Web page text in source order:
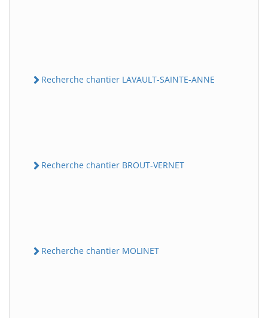
Recherche chantier LAVAULT-SAINTE-ANNE
Recherche chantier BROUT-VERNET
Recherche chantier MOLINET